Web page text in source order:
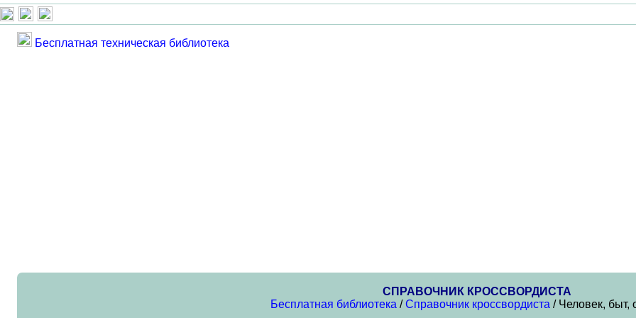
Бесплатная техническая библиотека
СПРАВОЧНИК КРОССВОРДИСТА
Бесплатная библиотека /Справочник кроссвордиста / Человек, быт,